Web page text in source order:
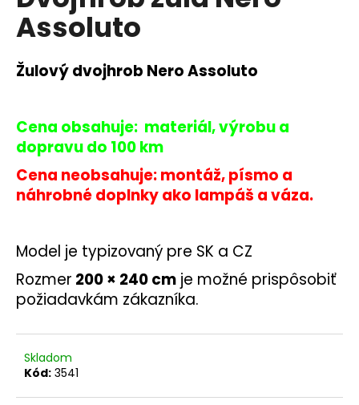
0,0
z
hviezdičiek.
Assoluto
Žulový dvojhrob Nero Assoluto
Cena obsahuje: materiál, výrobu a
dopravu do 100 km
Cena neobsahuje: montáž, písmo a
náhrobné doplnky ako lampáš a váza.
Model je typizovaný pre SK a CZ
Rozmer 200 × 240 cm je možné prispôsobiť
požiadavkám zákazníka.
Skladom
Kód: 3541
á
j
s
ť
HĽADAŤ
O
d
p
o
č
a
m